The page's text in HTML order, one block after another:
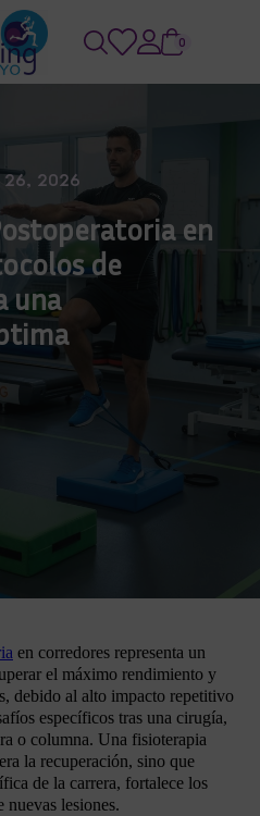
0
26, 2026
en
de
una
en corredores representa un
el máximo rendimiento y
debido al alto impacto repetitivo
específicos tras una cirugía,
o columna. Una fisioterapia
la recuperación, sino que
de la carrera, fortalece los
lesiones.